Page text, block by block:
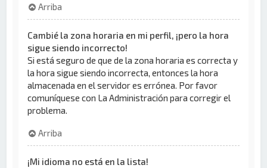
Arriba
Cambié la zona horaria en mi perfil, ¡pero la hora
sigue siendo incorrecto!
Si está seguro de que de la zona horaria es correcta y
la hora sigue siendo incorrecta, entonces la hora
almacenada en el servidor es errónea. Por favor
comuníquese con La Administración para corregir el
problema.
Arriba
¡Mi idioma no está en la lista!